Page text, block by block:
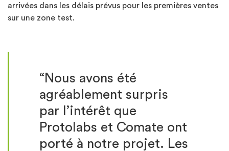
arrivées dans les délais prévus pour les premières ventes
sur une zone test.
“Nous avons été
agréablement surpris
par l’intérêt que
Protolabs et Comate ont
porté à notre projet. Les